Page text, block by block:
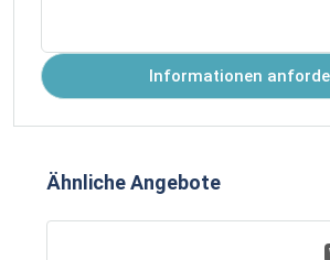
Informationen
Ähnliche Angebote